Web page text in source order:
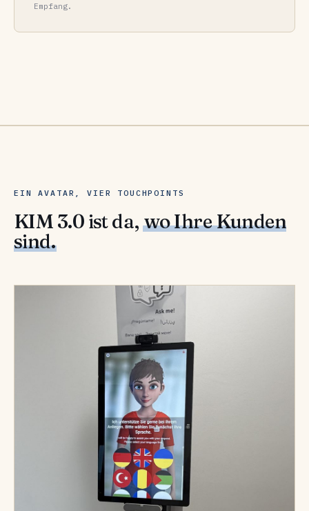
Empfang.
EIN AVATAR, VIER TOUCHPOINTS
KIM 3.0 ist da,wo Ihre Kunden
sind.